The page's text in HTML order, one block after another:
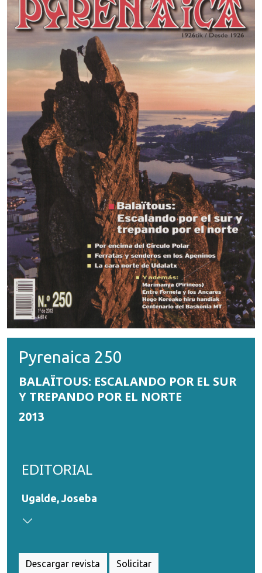
Pyrenaica 250
BALAÏTOUS: ESCALANDO POR EL SUR
Y TREPANDO POR EL NORTE
2013
EDITORIAL
Ugalde, Joseba
Descargar revista Solicitar